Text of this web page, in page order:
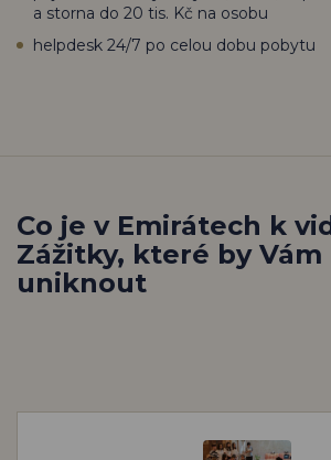
a storna do 20 tis. Kč na osobu
helpdesk 24/7 po celou dobu pobytu
Co je v Emirátech k
Zážitky, které by
uniknout